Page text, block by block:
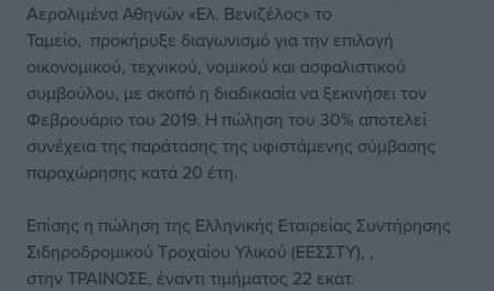
Αερολιμένα Αθηνών «Ελ. Βενιζέλος» το
Ταμείο, προκήρυξε διαγωνισμό για την επιλογή
οικονομικού, τεχνικού, νομικού και ασφαλιστικού
συμβούλου, με σκοπό η διαδικασία να ξεκινήσει τον
Φεβρουάριο του 2019. Η πώληση του 30% αποτελεί
συνέχεια της παράτασης της υφιστάμενης σύμβασης
παραχώρησης κατά 20 έτη.
Επίσης η πώληση της Ελληνικής Εταιρείας Συντήρησης
Σιδηροδρομικού Τροχαίου Υλικού (ΕΕΣΣΤΥ), ,
στην ΤΡΑΙΝΟΣΕ, έναντι τιμήματος 22 εκατ.